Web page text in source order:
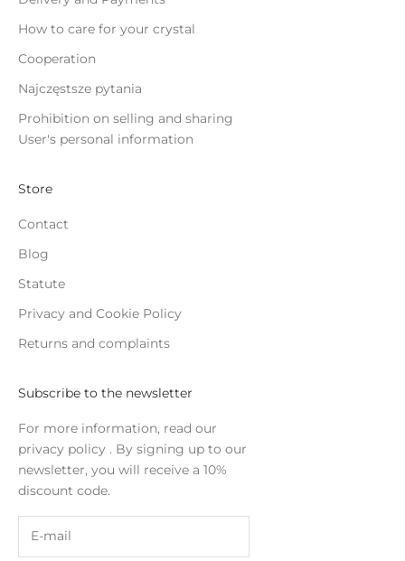
How to care for your crystal
Cooperation
Najczęstsze pytania
Prohibition on selling and sharing
User's personal information
Store
Contact
Blog
Statute
Privacy and Cookie Policy
Returns and complaints
Subscribe to the newsletter
For more information, read our
privacy policy . By signing up to our
newsletter, you will receive a 10%
discount code.